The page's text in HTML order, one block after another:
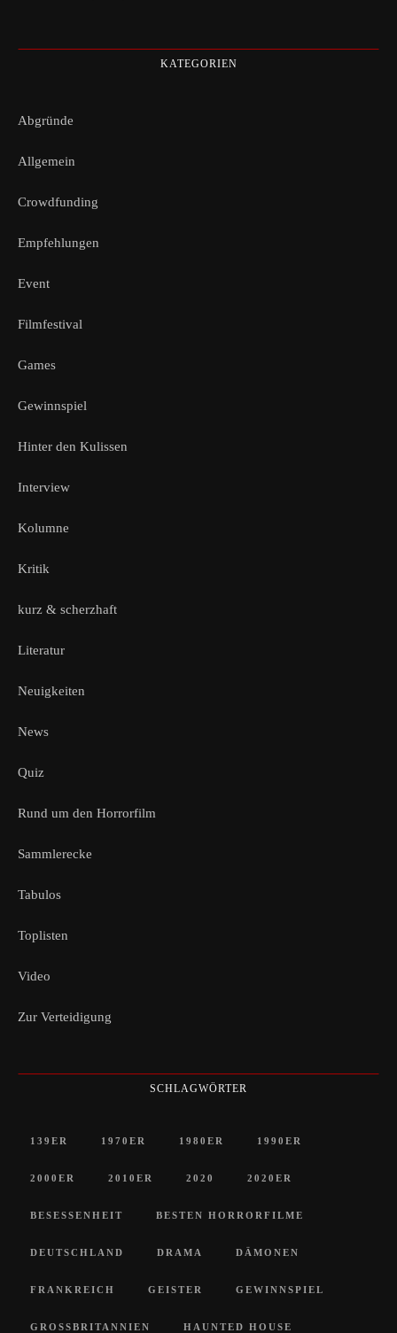
KATEGORIEN
Abgründe
Allgemein
Crowdfunding
Empfehlungen
Event
Filmfestival
Games
Gewinnspiel
Hinter den Kulissen
Interview
Kolumne
Kritik
kurz & scherzhaft
Literatur
Neuigkeiten
News
Quiz
Rund um den Horrorfilm
Sammlerecke
Tabulos
Toplisten
Video
Zur Verteidigung
SCHLAGWÖRTER
139ER 1970ER 1980ER 1990ER
2000ER 2010ER 2020 2020ER
BESESSENHEIT BESTEN HORRORFILME
DEUTSCHLAND DRAMA DÄMONEN
FRANKREICH GEISTER GEWINNSPIEL
GROSSBRITANNIEN HAUNTED HOUSE